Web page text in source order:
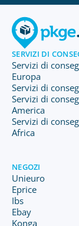
SERVIZI DI
Servizi di
Europa
Servizi di
Servizi di
America
Servizi di
Africa
NEGOZI
Unieuro
Eprice
Ibs
Ebay
Konga